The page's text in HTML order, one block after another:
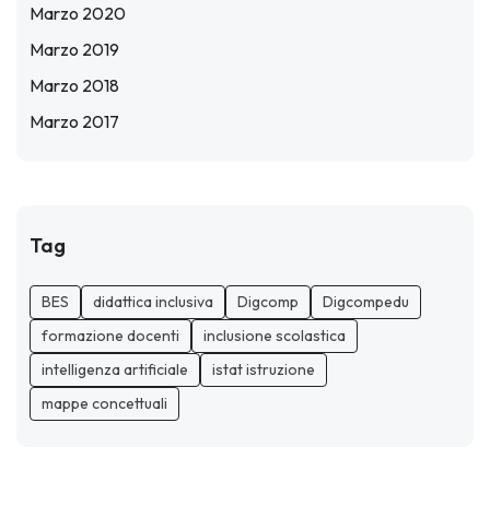
Marzo 2020
Marzo 2019
Marzo 2018
Marzo 2017
Tag
BES didattica inclusiva Digcomp
Digcompedu
formazione docenti
inclusione scolastica
intelligenza artificiale
istat istruzione
mappe concettuali